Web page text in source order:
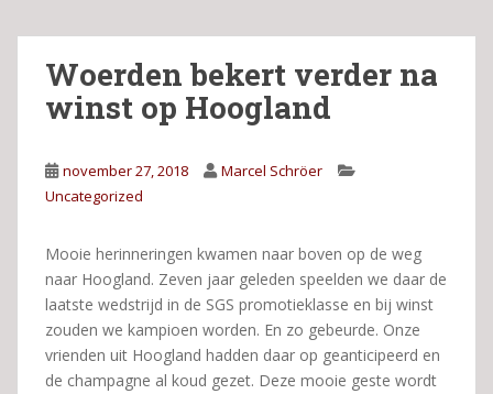
Woerden bekert verder na
winst op Hoogland
november 27, 2018
Marcel Schröer
Uncategorized
Mooie herinneringen kwamen naar boven op de weg
naar Hoogland. Zeven jaar geleden speelden we daar de
laatste wedstrijd in de SGS promotieklasse en bij winst
zouden we kampioen worden. En zo gebeurde. Onze
vrienden uit Hoogland hadden daar op geanticipeerd en
de champagne al koud gezet. Deze mooie geste wordt